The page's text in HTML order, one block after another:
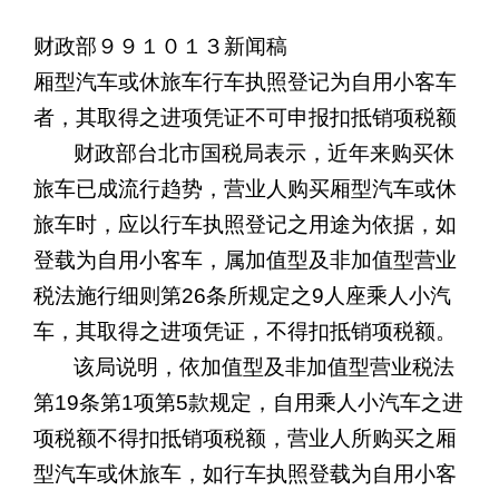
财政部９９１０１３新闻稿
厢型汽车或休旅车行车执照登记为自用小客车
者，其取得之进项凭证不可申报扣抵销项税额
财政部台北市国税局表示，近年来购买休
旅车已成流行趋势，营业人购买厢型汽车或休
旅车时，应以行车执照登记之用途为依据，如
登载为自用小客车，属加值型及非加值型营业
税法施行细则第26条所规定之9 人座乘人小汽
车，其取得之进项凭证，不得扣抵销项税额。
该局说明，依加值型及非加值型营业税法
第19条第1项第5款规定，自用乘人小汽车之进
项税额不得扣抵销项税额，营业人所购买之厢
型汽车或休旅车，如行车执照登载为自用小客